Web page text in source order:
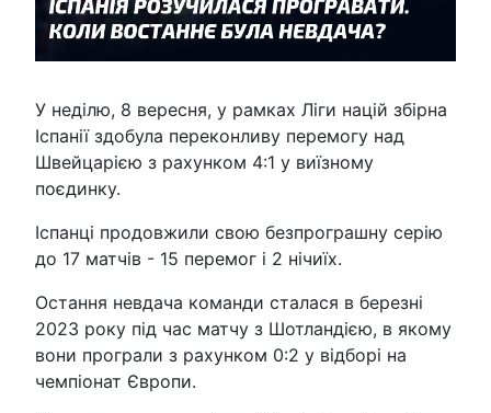
У неділю, 8 вересня, у рамках Ліги націй збірна
Іспанії здобула переконливу перемогу над
Швейцарією з рахунком 4:1 у виїзному
поєдинку.
Іспанці продовжили свою безпрограшну серію
до 17 матчів - 15 перемог і 2 нічиїх.
Остання невдача команди сталася в березні
2023 року під час матчу з Шотландією, в якому
вони програли з рахунком 0:2 у відборі на
чемпіонат Європи.